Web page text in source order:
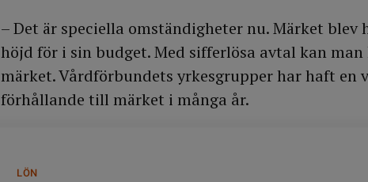
– Det är speciella omständigheter nu. Märket blev
höjd för i sin budget. Med sifferlösa avtal kan
märket. Vårdförbundets yrkesgrupper har haft
förhållande till märket i många år.
LÖN